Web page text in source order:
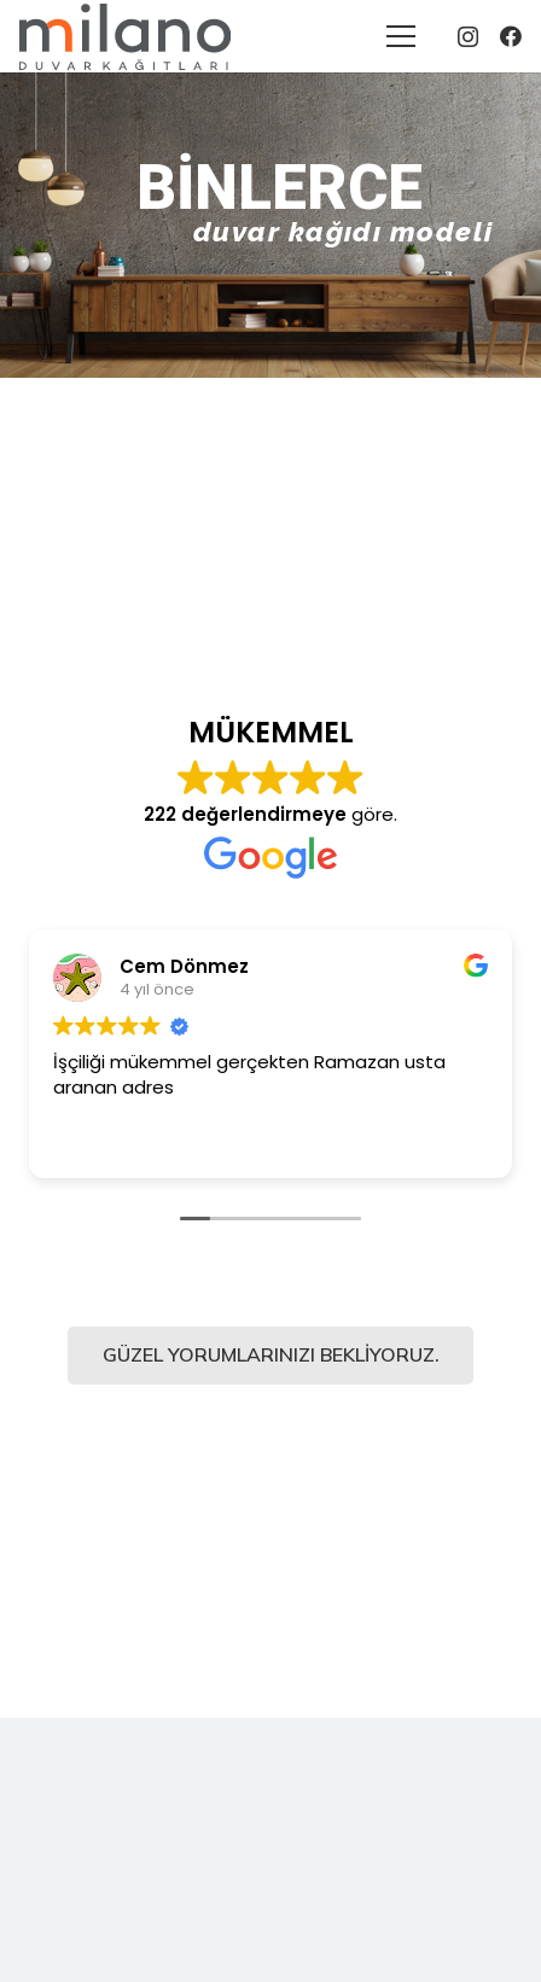
BINLERCE
duvar kağıdı modeli
MÜKEMMEL
222 değerlendirmeyegöre.
Cem Dönmez
4 yıl önce
İşçiliği mükemmel gerçekten Ramazan usta
aranan adres
GÜZEL YORUMLARINIZI BEKLIYORUZ.